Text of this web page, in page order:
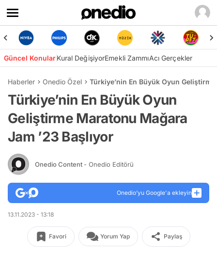
Güncel KonularKural DeğişiyorEmekli ZammıAcı Gerçekler
Haberler Onedio Özel Türkiye’nin En Büyük Oyun
Türkiye’nin En Büyük Oyun
Geliştirme Maratonu Mağara
Jam ’23 Başlıyor
Onedio Content - Onedio Editörü
Onedio’yu Google'a ekleyin
13.11.2023 - 13:18
Favori Yorum Yap Paylaş